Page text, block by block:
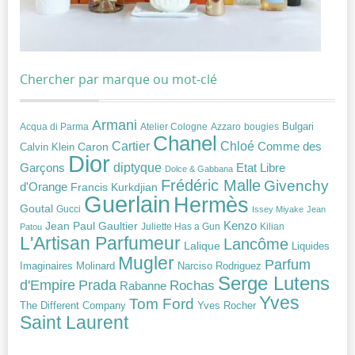
Chercher par marque ou mot-clé
Acqua di Parma Armani Atelier Cologne Azzaro bougies Bulgari
Calvin Klein Caron Cartier Chanel Chloé Comme des
Garçons Dior diptyque Dolce & Gabbana Etat Libre
d'Orange Francis Kurkdjian Frédéric Malle Givenchy
Goutal Gucci Guerlain Hermès Issey Miyake Jean
Patou Jean Paul Gaultier Juliette Has a Gun Kenzo Kilian
L'Artisan Parfumeur Lalique Lancôme Liquides
Imaginaires Molinard Mugler Narciso Rodriguez Parfum
d'Empire Prada Rabanne Rochas Serge Lutens
The Different Company Tom Ford Yves Rocher Yves
Saint Laurent